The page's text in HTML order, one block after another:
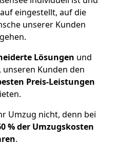
eingestellt, auf die
unserer Kunden
Lösungen und
Kunden den
Preis-Leistungen
Umzug nicht, denn bei
% der Umzugskosten
.